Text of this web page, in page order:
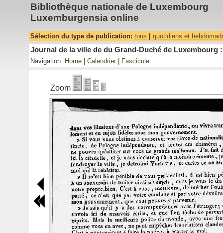
Bibliothèque nationale de Luxembourg
Luxemburgensia online
Sélection du type de publication: tous quotidiens et
Journal de la ville de du Grand-Duché de Luxembourg
Navigation: Home Calendrier Fascicule
Zoom